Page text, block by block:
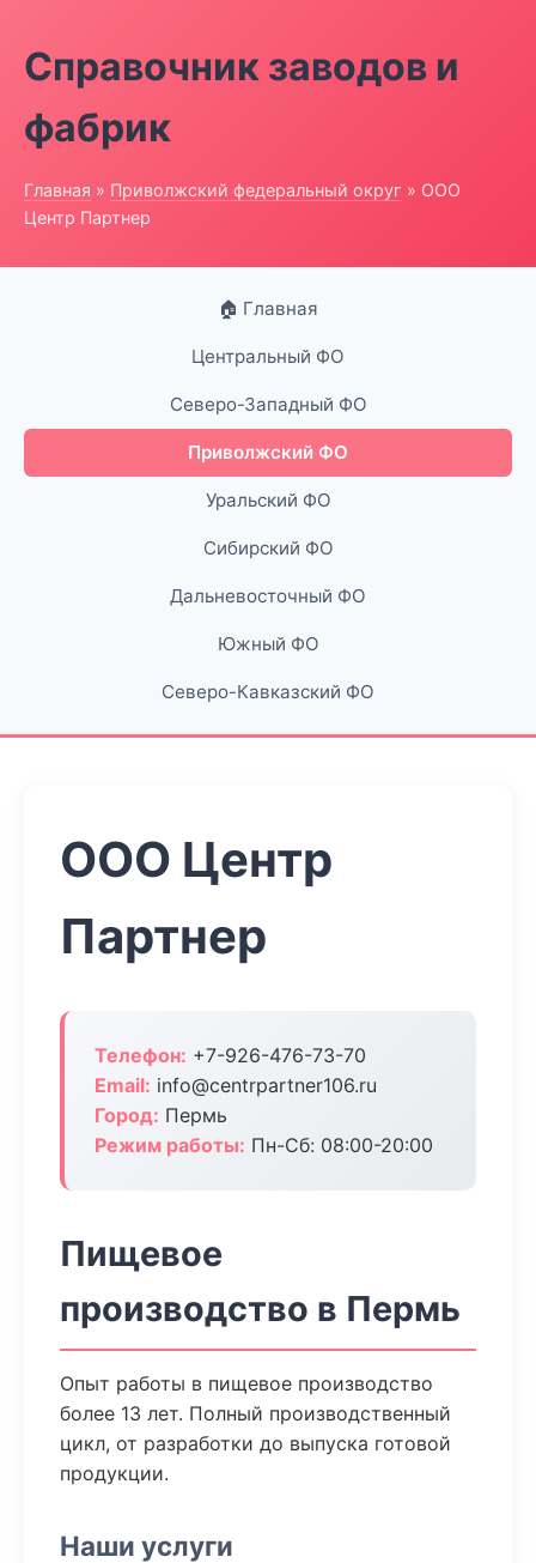
Справочник заводов и
фабрик
Главная » Приволжский федеральный округ » ООО
Центр Партнер
🏠 Главная
Центральный ФО
Северо-Западный ФО
Приволжский ФО
Уральский ФО
Сибирский ФО
Дальневосточный ФО
Южный ФО
Северо-Кавказский ФО
ООО Центр
Партнер
Телефон: +7-926-476-73-70
Email: info@centrpartner106.ru
Город: Пермь
Режим работы: Пн-Сб: 08:00-20:00
Пищевое
производство в Пермь
Опыт работы в пищевое производство
более 13 лет. Полный производственный
цикл, от разработки до выпуска готовой
продукции.
Наши услуги